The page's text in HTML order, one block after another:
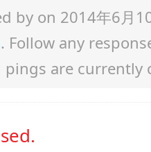
by on 2014年6月
. Follow any
are currently